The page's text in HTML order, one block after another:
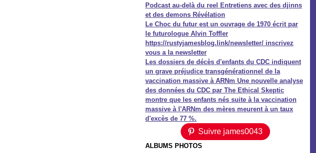
Podcast au-delà du reel Entretiens avec des djinns
et des demons Révélation
Le Choc du futur est un ouvrage de 1970 écrit par
le futurologue Alvin Toffler
https://rustyjamesblog.link/newsletter/ inscrivez
vous a la newsletter
Les dossiers de décès d'enfants du CDC indiquent
un grave préjudice transgénérationnel de la
vaccination massive à ARNm Une nouvelle analyse
des données du CDC par The Ethical Skeptic
montre que les enfants nés suite à la vaccination
massive à l'ARNm des mères meurent à un taux
d'excès de 77 %.
Suivre james0043
ALBUMS PHOTOS